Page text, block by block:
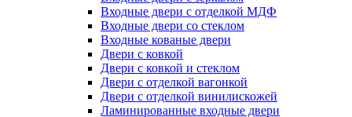
Входные двери с отделкой МДФ
Входные двери со стеклом
Входные кованые двери
Двери с ковкой
Двери с ковкой и стеклом
Двери с отделкой вагонкой
Двери с отделкой винилискожей
Ламинированные входные двери